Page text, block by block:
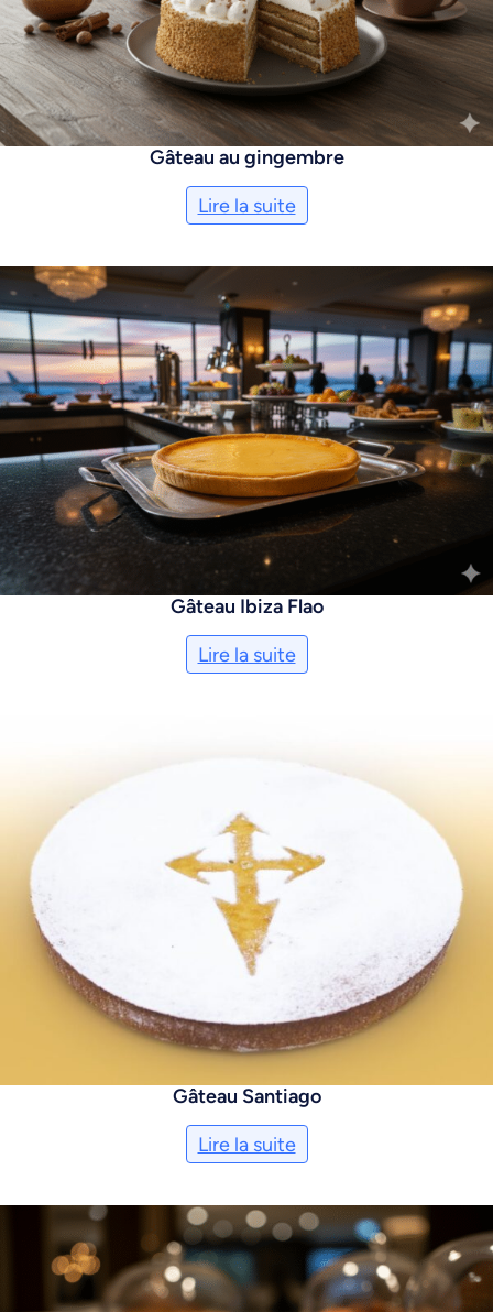
Gâteau au gingembre
Lire la suite
Gâteau Ibiza Flao
Lire la suite
Gâteau Santiago
Lire la suite